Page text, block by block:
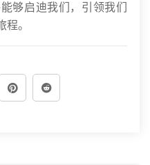
够启迪我们，引领我们
。